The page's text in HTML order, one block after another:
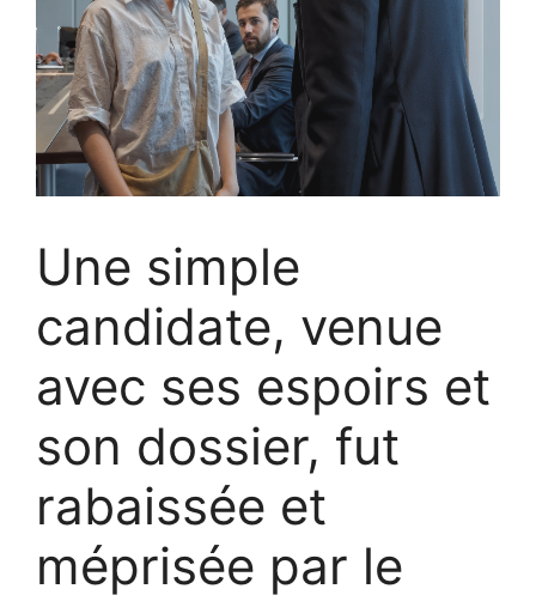
Une simple
candidate, venue
avec ses espoirs et
son dossier, fut
rabaissée et
méprisée par le